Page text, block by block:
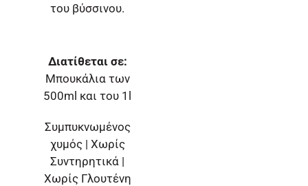
του βύσσινου.
Διατίθεται σε:
Mπουκάλια των
500ml και του 1l
Συμπυκνωμένος
χυμός | Χωρίς
Συντηρητικά |
Χωρίς Γλουτένη